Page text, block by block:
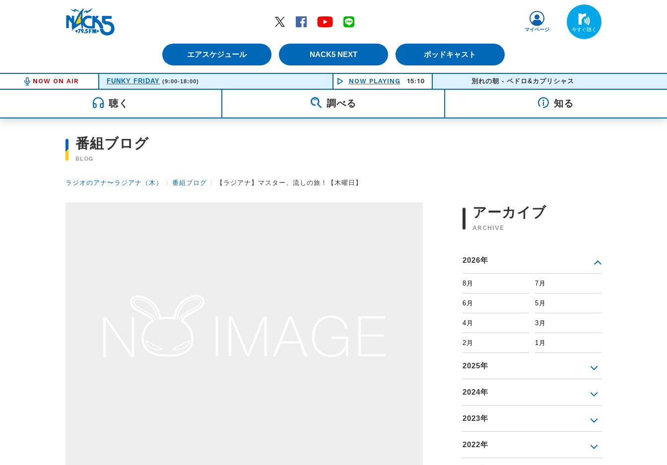
Twitter
Facebook YouTube
エアスケジュール NACK5 NEXT ポッドキャスト
マイページ
NOW ON AIR FUNKY FRIDAY (9:00-18:00) NOW PLAYING 15:10 別れの朝 - ペドロ&カプリシャス
聴く 調べる 知る
番組ブログ
BLOG
ラジオのアナ〜ラジアナ（木） 〉 番組ブログ 〉 【ラジアナ】マスター、流しの旅！【木曜日】
アーカイブ
ARCHIVE
2026年
8月 7月
6月 5月
4月 3月
2月 1月
2025年
2024年
2023年
2022年